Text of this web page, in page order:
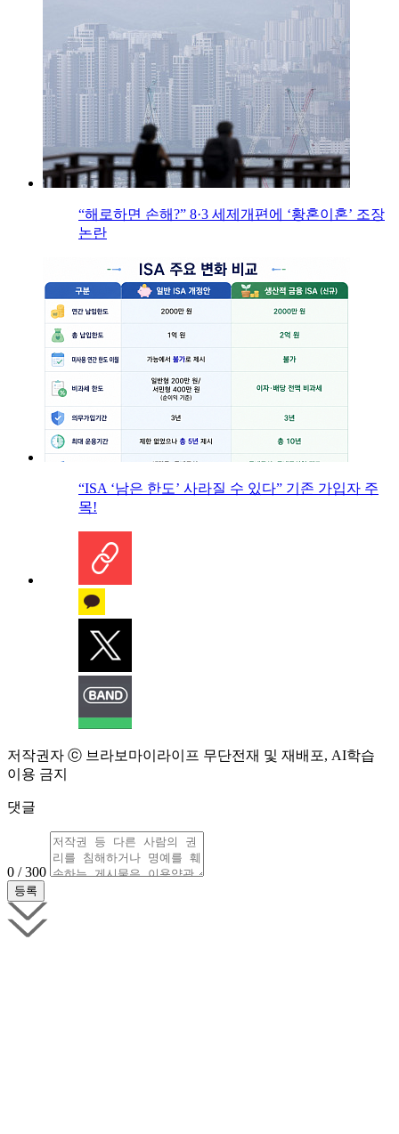
“해로하면 손해?” 8·3 세제개편에 ‘황혼이혼’ 조장
논란
“ISA ‘남은 한도’ 사라질 수 있다” 기존 가입자 주
목!
저작권자 ⓒ 브라보마이라이프 무단전재 및 재배포, AI학습
이용 금지
댓글
0 / 300